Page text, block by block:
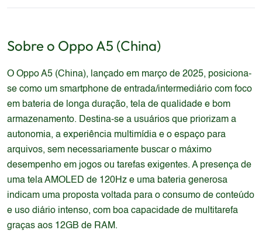
Sobre o Oppo A5 (China)
O Oppo A5 (China), lançado em março de 2025, posiciona-
se como um smartphone de entrada/intermediário com foco
em bateria de longa duração, tela de qualidade e bom
armazenamento. Destina-se a usuários que priorizam a
autonomia, a experiência multimídia e o espaço para
arquivos, sem necessariamente buscar o máximo
desempenho em jogos ou tarefas exigentes. A presença de
uma tela AMOLED de 120Hz e uma bateria generosa
indicam uma proposta voltada para o consumo de conteúdo
e uso diário intenso, com boa capacidade de multitarefa
graças aos 12GB de RAM.